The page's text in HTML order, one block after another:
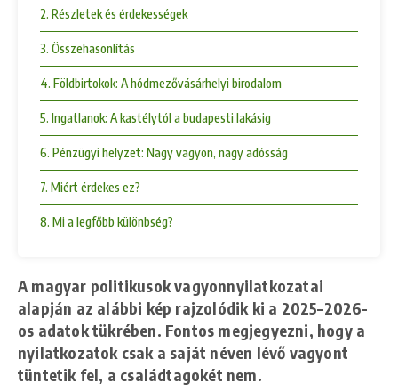
2. Részletek és érdekességek
3. Összehasonlítás
4. Földbirtokok: A hódmezővásárhelyi birodalom
5. Ingatlanok: A kastélytól a budapesti lakásig
6. Pénzügyi helyzet: Nagy vagyon, nagy adósság
7. Miért érdekes ez?
8. Mi a legfőbb különbség?
A magyar politikusok vagyonnyilatkozatai
alapján az alábbi kép rajzolódik ki a 2025–2026-
os adatok tükrében. Fontos megjegyezni, hogy a
nyilatkozatok csak a saját néven lévő vagyont
tüntetik fel, a családtagokét nem.